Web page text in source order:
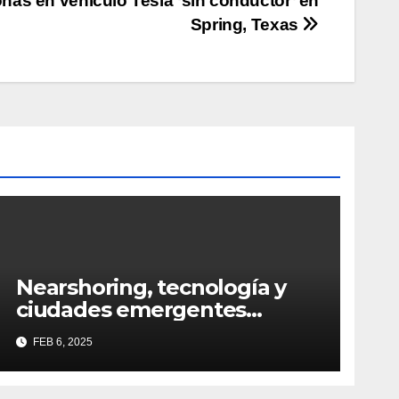
Spring, Texas
Nearshoring, tecnología y
ciudades emergentes
definirán al Real Estate
FEB 6, 2025